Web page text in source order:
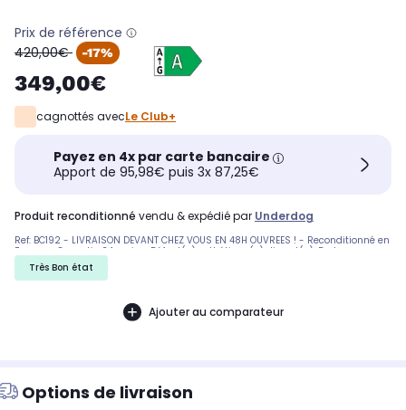
Prix de référence
oldPrice
420,00€ -17%
349,00€
cagnottés avecLe Club+
Payez en 4x par carte bancaire
Apport de 95,98€ puis 3x 87,25€
produit reconditionné vendu & expédié par Underdog
Ref: BC192 - LIVRAISON DEVANT CHEZ VOUS EN 48H OUVREES ! - Reconditionné en
France - Garantie 24 mois - Défaut(s) esthétique(s) discret(s). Du beau sans
le prix du neuf. - Nous ne pouvons malheureusement pas honorer les
commandes vers la Corse. Pas de reprise d'un ancien produit.
Très Bon état
Ajouter au comparateur
Options de livraison